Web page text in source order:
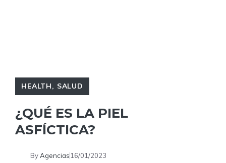
HEALTH, SALUD
¿QUÉ ES LA PIEL
ASFÍCTICA?
ByAgencias 16/01/2023